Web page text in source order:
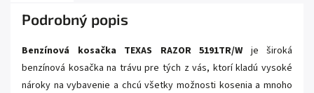
Podrobný popis
Benzínová kosačka TEXAS RAZOR 5191TR/Wje široká
benzínová kosačka na trávu pre tých z vás, ktorí kladú vysoké
nároky na vybavenie a chcú všetky možnosti kosenia a mnoho